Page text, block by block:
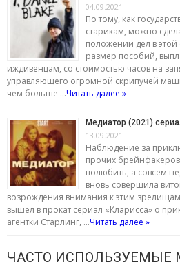
04.09.2021
По тому, как
старикам, можно
положении дел в этой
размер пособий,
иждивенцам, со стоимостью часов на
управляющего огромной скрипучей
чем больше …Читать далее »
Медиатор (2021)
13.09.2021
Наблюдение за
прочих брейнфакеров
полюбить, а совсем
вновь совершила
возрождения внимания к этим
вышел в прокат сериал «Кларисса» о
агентки Старлинг, …Читать далее »
ЧАСТО ИСПОЛЬЗУЕМЫЕ